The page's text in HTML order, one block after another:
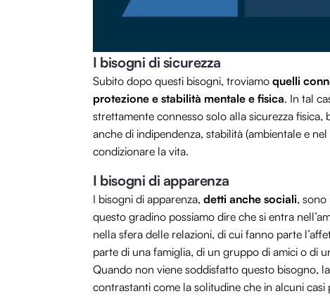
I bisogni di sicurezza
Subito dopo questi bisogni, troviamo quelli
protezione e stabilità mentale e fisica. In tal
strettamente connesso solo alla sicurezza
anche di indipendenza, stabilità (ambientale e
condizionare la vita.
I bisogni di apparenza
I bisogni di apparenza, detti anche sociali, sono
questo gradino possiamo dire che si entra
nella sfera delle relazioni, di cui fanno parte
parte di una famiglia, di un gruppo di amici o di
Quando non viene soddisfatto questo bisogno,
contrastanti come la solitudine che in alcuni